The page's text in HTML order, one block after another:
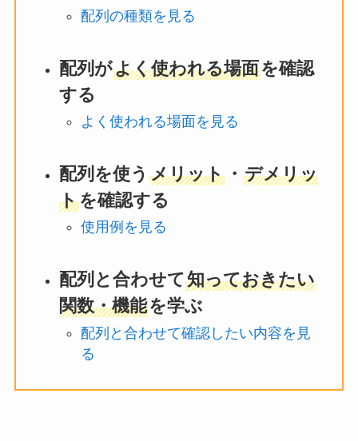
配列の種類を見る
配列がよく使われる場面を確認
する
よく使われる場面を見る
配列を使う メリット・ デメリッ
トを確認する
使用例を見る
配列と合わせて知っておきたい
関数・機能を学ぶ
配列と合わせて確認したい内容を見
る